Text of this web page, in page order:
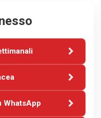
WhatsApp